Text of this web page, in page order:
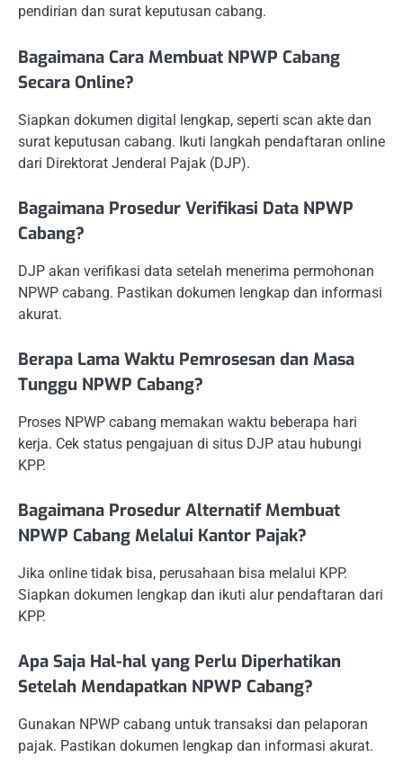
pendirian dan surat keputusan cabang.
Bagaimana Cara Membuat NPWP Cabang
Secara Online?
Siapkan dokumen digital lengkap, seperti scan akte dan
surat keputusan cabang. Ikuti langkah pendaftaran online
dari Direktorat Jenderal Pajak (DJP).
Bagaimana Prosedur Verifikasi Data NPWP
Cabang?
DJP akan verifikasi data setelah menerima permohonan
NPWP cabang. Pastikan dokumen lengkap dan informasi
akurat.
Berapa Lama Waktu Pemrosesan dan Masa
Tunggu NPWP Cabang?
Proses NPWP cabang memakan waktu beberapa hari
kerja. Cek status pengajuan di situs DJP atau hubungi
KPP.
Bagaimana Prosedur Alternatif Membuat
NPWP Cabang Melalui Kantor Pajak?
Jika online tidak bisa, perusahaan bisa melalui KPP.
Siapkan dokumen lengkap dan ikuti alur pendaftaran dari
KPP.
Apa Saja Hal-hal yang Perlu Diperhatikan
Setelah Mendapatkan NPWP Cabang?
Gunakan NPWP cabang untuk transaksi dan pelaporan
pajak. Pastikan dokumen lengkap dan informasi akurat.